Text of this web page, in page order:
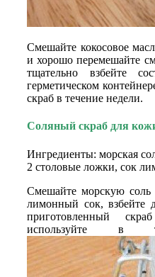
Смешайте кокосовое
и хорошо перемешайте
тщательно взбейте
герметическом
скраб в течение недели.
Соляный скраб для
Ингредиенты: морская
2 столовые ложки, сок
Смешайте морскую соль
лимонный сок, взбейте
приготовленный
используйте в